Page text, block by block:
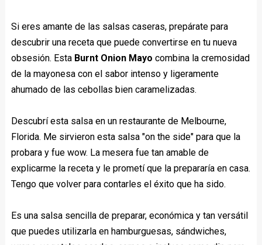
Si eres amante de las salsas caseras, prepárate para
descubrir una receta que puede convertirse en tu nueva
obsesión. Esta Burnt Onion Mayo combina la cremosidad
de la mayonesa con el sabor intenso y ligeramente
ahumado de las cebollas bien caramelizadas.
Descubrí esta salsa en un restaurante de Melbourne,
Florida. Me sirvieron esta salsa "on the side" para que la
probara y fue wow. La mesera fue tan amable de
explicarme la receta y le prometí que la prepararía en casa.
Tengo que volver para contarles el éxito que ha sido.
Es una salsa sencilla de preparar, económica y tan versátil
que puedes utilizarla en hamburguesas, sándwiches,